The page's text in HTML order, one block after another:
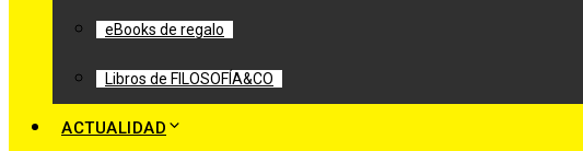
eBooks de regalo
Libros de FILOSOFÍA&CO
ACTUALIDAD